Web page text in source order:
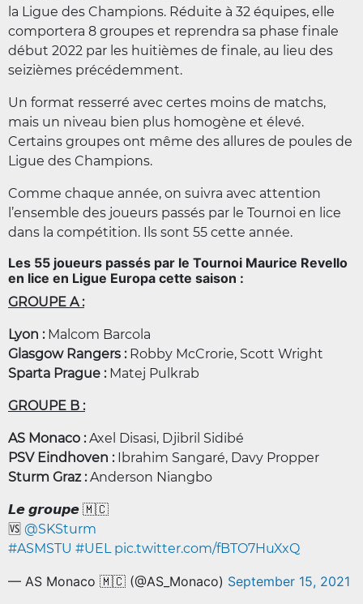
la Ligue des Champions. Réduite à 32 équipes, elle
comportera 8 groupes et reprendra sa phase finale
début 2022 par les huitièmes de finale, au lieu des
seizièmes précédemment.
Un format resserré avec certes moins de matchs,
mais un niveau bien plus homogène et élevé.
Certains groupes ont même des allures de poules de
Ligue des Champions.
Comme chaque année, on suivra avec attention
l’ensemble des joueurs passés par le Tournoi en lice
dans la compétition. Ils sont 55 cette année.
Les 55 joueurs passés par le Tournoi Maurice Revello
en lice en Ligue Europa cette saison :
GROUPE A :
Lyon :Malcom Barcola
Glasgow Rangers :Robby McCrorie, Scott Wright
Sparta Prague :Matej Pulkrab
GROUPE B :
AS Monaco :Axel Disasi, Djibril Sidibé
PSV Eindhoven :Ibrahim Sangaré, Davy Propper
Sturm Graz :Anderson Niangbo
𝙇𝙚 𝙜𝙧𝙤𝙪𝙥𝙚 🇲🇨
🆚 @SKSturm
#ASMSTU #UEL pic.twitter.com/fBTO7HuXxQ
— AS Monaco 🇲🇨 (@AS_Monaco) September 15, 2021